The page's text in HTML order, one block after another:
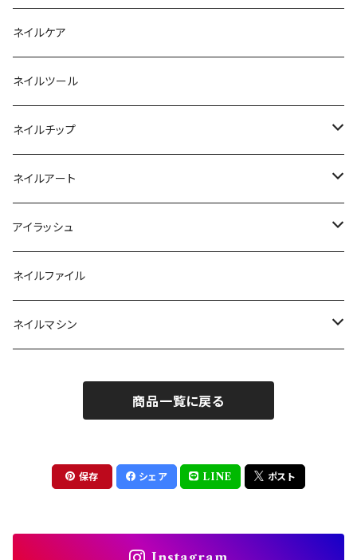
ファンクションジェル
カラージェル
ベーシックカラージェル
マグネットジェル
アクリルブラシ
マグネット
その他
リムーバー
クリーナー
アセトン
エタノール
ネイルケア
ネイルツール
ネイルチップ
ノーマルチップ
ソフトジェルチップ
ツール
ネイルアート
パール
パウダー
ストーン
ドライフラワー
アイラッシュ
まつげ
グルー/リムーバー
ネイルファイル
ネイルマシン
商品一覧に戻る
保存 シェア LINE ポスト